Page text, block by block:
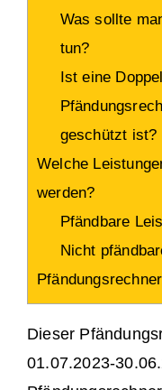
Was sollte
tun?
Ist eine
geschützt ist?
Welche
werden?
Pfändbare
Nicht
Dieser
01.07.2023-